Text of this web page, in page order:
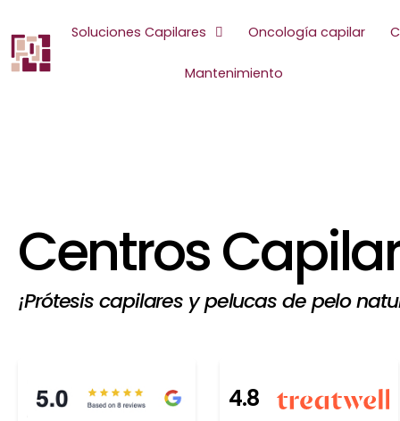
al
contenido
Soluciones Capilares Oncología capilar
Mantenimiento
Centros
¡Prótesis capilares y pelucas de pelo
4.8